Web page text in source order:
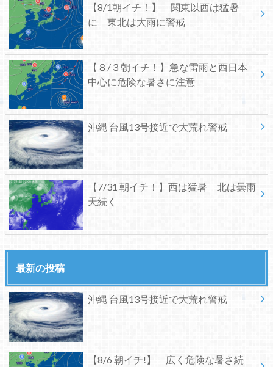
【8/1朝イチ！】 関東以西は猛暑
に 東北は大雨に警戒
【８/３朝イチ！】急な雷雨と西日本
中心に危険な暑さに注意
沖縄 台風13号接近で大荒れ警戒
【7/31 朝イチ！】西は猛暑 北は曇雨
天続く
最新の投稿
沖縄 台風13号接近で大荒れ警戒
【8/6 朝イチ!】 広く危険な暑さ続